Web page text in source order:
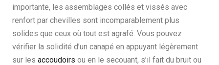
importante, les assemblages collés et vissés avec
renfort par chevilles sont incomparablement plus
solides que ceux où tout est agrafé. Vous pouvez
vérifier la solidité d’un canapé en appuyant légèrement
sur les accoudoirs ou en le secouant, s’il fait du bruit ou